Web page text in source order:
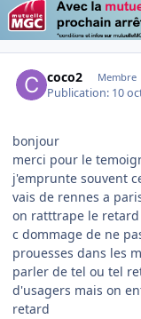
coco2 Membre
Publication: 10
bonjour
merci pour le
j'emprunte souvent
vais de rennes a
on ratttrape le
c dommage de ne
prouesses dans les
parler de tel ou tel
d'usagers mais on
retard